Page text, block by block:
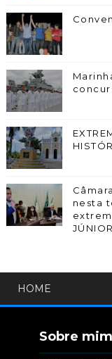
nesta
JÚNIOR
HOME
Sobre mim